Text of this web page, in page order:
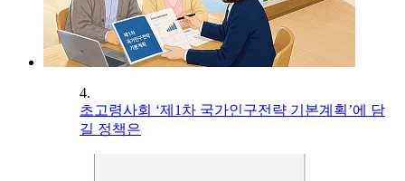
4.
초고령사회 ‘제1차 국가인구전략 기본계획’에 담
길 정책은